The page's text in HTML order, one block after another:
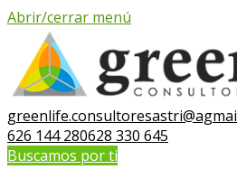
Abrir/cerrar menú
626 144 280628 330 645
Buscamos por ti